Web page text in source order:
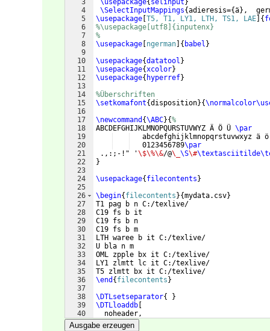
3
4
5
6
7
8
9
10
11
12
13
14
15
16
17
18
19
20
21
22
23
24
25
26
27
28
29
30
31
32
33
34
35
36
37
38
39
40
41
\usepackage{ selinput }
\SelectInputMappings{adieresis={ä} ,
\usepackage T5, T1, LY1, LTH, TS1, LAE {
%\usepackage[utf8]{inputenx}
%
\usepackage ngerman { babel }
\usepackage{datatool }
\usepackage{xcolor}
\usepackage{ hyperref}
%Überschriften
\setkomafont{disposition}{
\newcommand {\ABC}{%
ABCDEFGHIJKLMNOPQURSTUVWYZ Ä Ö Ü \par
abcdefghijklmnopqrstuvwxyz ä
   0123456789
\par
.,:;-!" '\$\%\&/@\_ \S\#
}
\usepackage{ filecontents }
\begin{ filecontents }{mydata.csv}
T1 pag b n C:/texlive/
C19 fs b it
C19 fs b n
C19 fs b m
LTH waree b it C:/texlive/
U bla n m
OML zpple bx it C:/texlive/
LY1 zlmtt lc it C:/texlive/
T5 zlmtt bx it C:/texlive/
\end { filecontents }
\DTLsetseparator{
}
\DTLloaddb
  noheader,
   keys=
{
Ausgabe erzeugen